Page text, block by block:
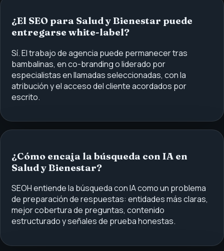
¿El SEO para Salud y Bienestar puede
entregarse white-label?
Sí. El trabajo de agencia puede permanecer tras
bambalinas, en co-branding o liderado por
especialistas en llamadas seleccionadas, con la
atribución y el acceso del cliente acordados por
escrito.
¿Cómo encaja la búsqueda con IA en
Salud y Bienestar?
SEOH entiende la búsqueda con IA como un problema
de preparación de respuestas: entidades más claras,
mejor cobertura de preguntas, contenido
estructurado y señales de prueba honestas.